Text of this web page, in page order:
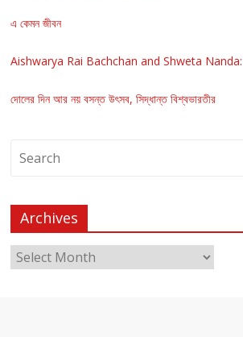
এ কেমন জীবন
Aishwarya Rai Bachchan and Shweta Nanda:
দোলের দিন আর নয় বসন্ত উৎসব, সিদ্ধান্ত বিশ্বভারতীর
Archives